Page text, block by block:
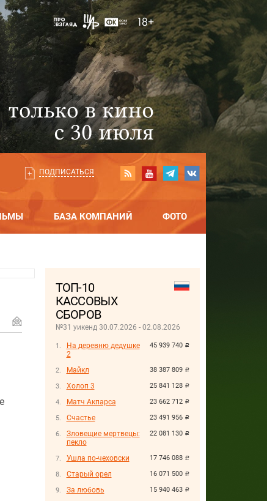
ПОДПИСАТЬСЯ
БАЗА КОМПАНИЙ ФОТО
ТОП-10
КАССОВЫХ
СБОРОВ
№31 уикенд 30.07.2026 - 02.08.2026
45 939 740 руб.
На деревню дедушке
2
38 387 809 руб.
Майкл
25 841 128 руб.
Холоп 3
23 662 712 руб.
Матч Акпарса
23 491 956 руб.
Счастье
22 081 130 руб.
Зловещие мертвецы:
пекло
17 746 088 руб.
Ушла по-чеховски
16 071 500 руб.
Старый орел
15 940 463 руб.
За любовь